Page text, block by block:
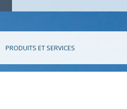
PRODUITS ET SERVICES